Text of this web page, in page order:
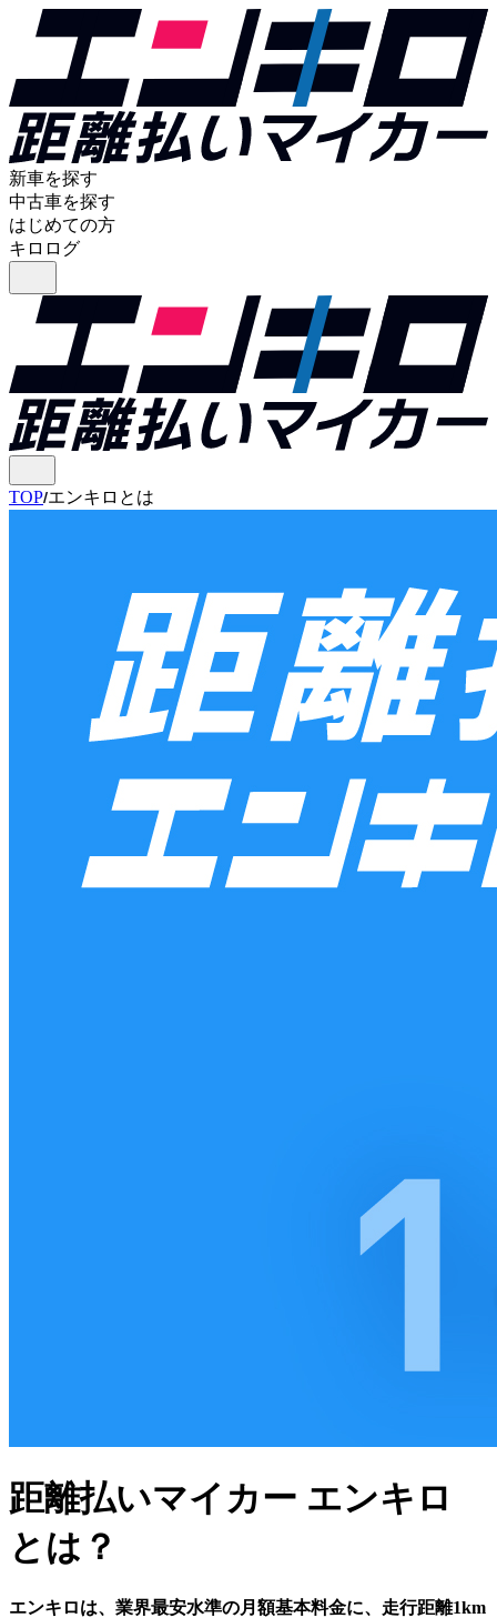
新車を探す
中古車を探す
はじめての方
キロログ
TOP エンキロとは
距離払いマイカー エンキロ
とは？
エンキロは、業界最安水準の月額基本料金に、走行距離1km